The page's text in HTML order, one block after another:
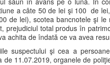
a câte 50 de lei şi 100 de
de lei), scotea bancnotele şi le
prejudiciul total produs în
achita de îndată ce va avea
suspectului şi cea a
11.07.2019, organele de